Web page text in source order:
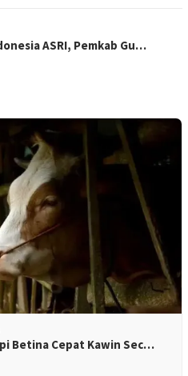
ASRI, Pemkab Gu…
Betina Cepat Kawin Sec…